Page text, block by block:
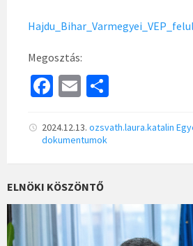
Megosztás:
Fa
b
o
k
E
ai ar
2024.12.13. ozsvath.laura.katalin
dokumentumok
ELNÖKI KÖSZÖNTŐ